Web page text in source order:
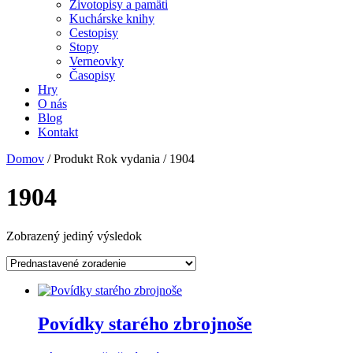
Životopisy a pamäti
Kuchárske knihy
Cestopisy
Stopy
Verneovky
Časopisy
Hry
O nás
Blog
Kontakt
Domov / Produkt Rok vydania / 1904
1904
Zobrazený jediný výsledok
Povídky starého zbrojnoše